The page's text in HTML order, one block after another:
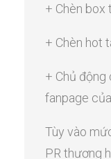
+ Chèn box
+ Chèn hot
+ Chủ động
fanpage
Tùy vào
PR thương